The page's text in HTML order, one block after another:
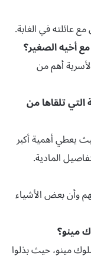
عائلته في الغابة.
أهم من
تلقاها من
يعطي أهمية أكبر
المادية.
وأن بعض الأشياء
مينو، حيث بذلوا